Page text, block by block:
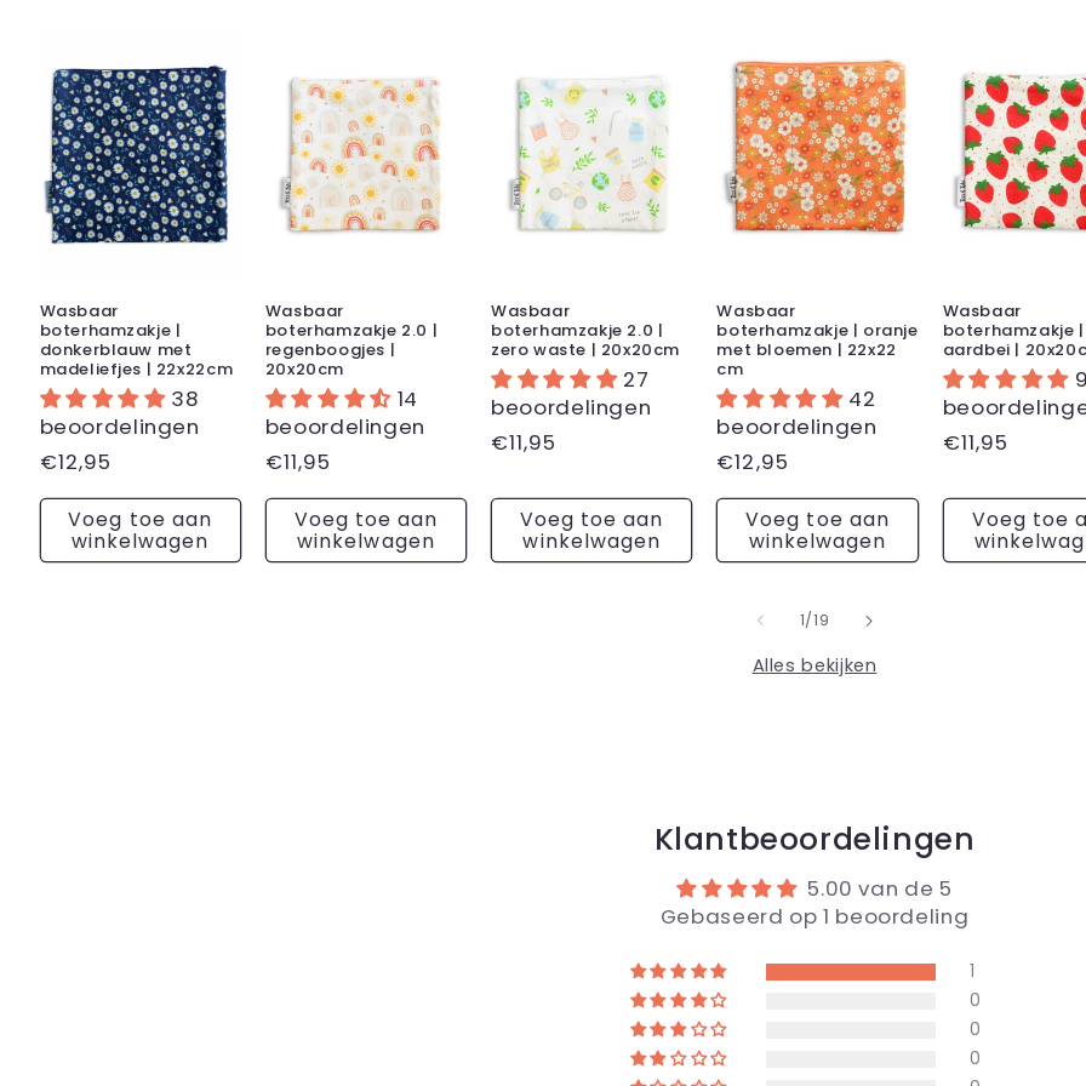
Wasbaar
boterhamzakje |
donkerblauw met
madeliefjes | 22x22cm
38
beoordelingen
Normale
prijs
€12,95
Voeg toe aan
winkelwagen
Wasbaar
boterhamzakje 2.0 |
regenboogjes |
20x20cm
14
beoordelingen
Normale
prijs
€11,95
Voeg toe aan
winkelwagen
Wasbaar
boterhamzakje 2.0 |
zero waste | 20x20cm
27
beoordelingen
Normale
€11,95
Voeg toe aan
winkelwagen
Wasbaar
boterhamzakje | oranje
met bloemen | 22x22
cm
42
beoordelingen
Normale
prijs
€12,95
Voeg toe aan
winkelwagen
Wasbaar
boterhamzakje |
aardbei |
Normale
€11,95
Voeg toe
1/van
19
Alles bekijken
Klantbeoordelingen
5.00 van de 5
Gebaseerd op 1 beoordeling
1
0
0
0